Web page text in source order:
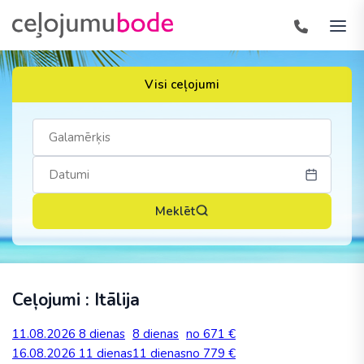
Visi ceļojumi
Meklēt
Ceļojumi : Itālija
11.08.2026 8 dienas 8 dienas no 671 €
16.08.2026 11 dienas11 dienasno 779 €